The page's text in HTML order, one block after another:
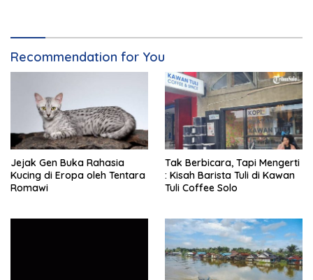
Recommendation for You
Jejak Gen Buka Rahasia
Kucing di Eropa oleh Tentara
Romawi
Tak Berbicara, Tapi Mengerti
: Kisah Barista Tuli di Kawan
Tuli Coffee Solo